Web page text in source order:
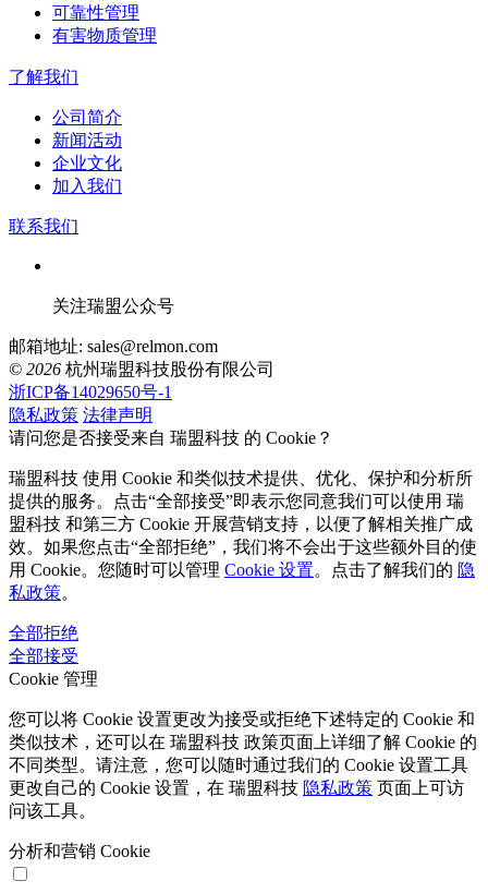
可靠性管理
有害物质管理
了解我们
公司简介
新闻活动
企业文化
加入我们
联系我们
关注瑞盟公众号
邮箱地址: sales@relmon.com
© 2026 杭州瑞盟科技股份有限公司
浙ICP备14029650号-1
隐私政策 法律声明
请问您是否接受来自 瑞盟科技 的 Cookie？
瑞盟科技 使用 Cookie 和类似技术提供、优化、保护和分析所
提供的服务。点击“全部接受”即表示您同意我们可以使用 瑞
盟科技 和第三方 Cookie 开展营销支持，以便了解相关推广成
效。如果您点击“全部拒绝”，我们将不会出于这些额外目的使
用 Cookie。您随时可以管理 Cookie 设置。点击了解我们的 隐
私政策。
全部拒绝
全部接受
Cookie 管理
您可以将 Cookie 设置更改为接受或拒绝下述特定的 Cookie 和
类似技术，还可以在 瑞盟科技 政策页面上详细了解 Cookie 的
不同类型。请注意，您可以随时通过我们的 Cookie 设置工具
更改自己的 Cookie 设置，在 瑞盟科技 隐私政策 页面上可访
问该工具。
分析和营销 Cookie